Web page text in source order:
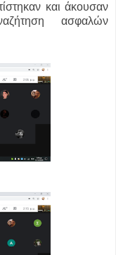
και άκουσαν
ασφαλών